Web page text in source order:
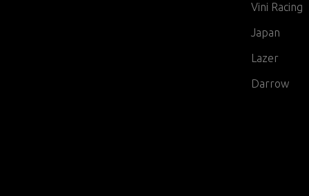
Vini Racing
Japan
Lazer
Darrow